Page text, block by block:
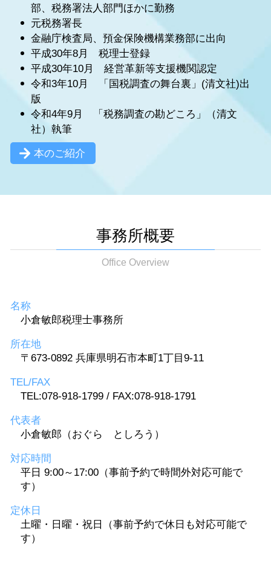
部、税務署法人部門ほかに勤務
元税務署長
金融庁検査局、預金保険機構業務部に出向
平成30年8月 税理士登録
平成30年10月 経営革新等支援機関認定
令和3年10月 「国税調査の舞台裏」(清文社)出
版
令和4年9月 「税務調査の勘どころ」（清文
社）執筆
本のご紹介
事務所概要
Office Overview
名称
小倉敏郎税理士事務所
所在地
〒673-0892 兵庫県明石市本町1丁目9-11
TEL/FAX
TEL:078-918-1799 / FAX:078-918-1791
代表者
小倉敏郎（おぐら としろう）
対応時間
平日 9:00～17:00（事前予約で時間外対応可能で
す）
定休日
土曜・日曜・祝日（事前予約で休日も対応可能で
す）